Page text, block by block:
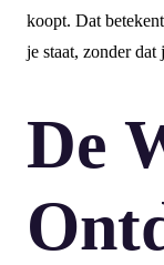
koopt. Dat
je staat, zonder
De